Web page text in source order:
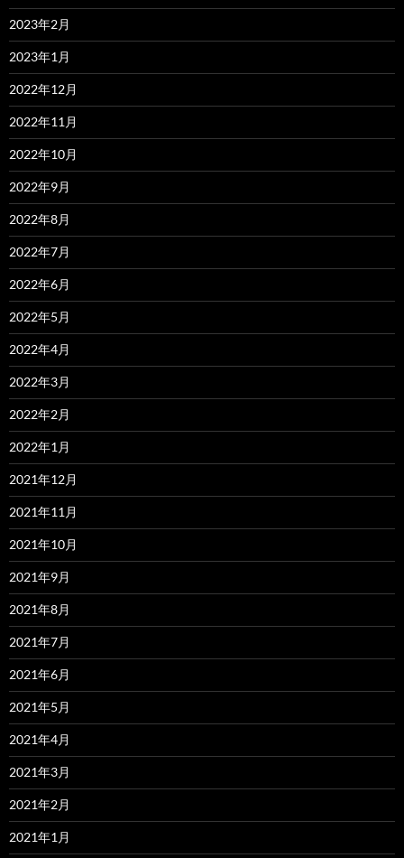
2023年2月
2023年1月
2022年12月
2022年11月
2022年10月
2022年9月
2022年8月
2022年7月
2022年6月
2022年5月
2022年4月
2022年3月
2022年2月
2022年1月
2021年12月
2021年11月
2021年10月
2021年9月
2021年8月
2021年7月
2021年6月
2021年5月
2021年4月
2021年3月
2021年2月
2021年1月